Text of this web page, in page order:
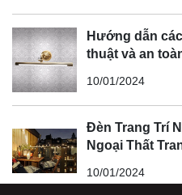
Hướng dẫn
thuật và an
10/01/2024
Đèn Trang Trí
Ngoại Thất
10/01/2024